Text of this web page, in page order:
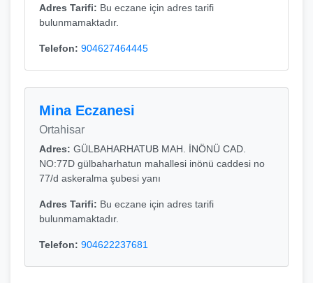
Adres Tarifi: Bu eczane için adres tarifi
bulunmamaktadır.
Telefon: 904627464445
Mina Eczanesi
Ortahisar
Adres: GÜLBAHARHATUB MAH. İNÖNÜ CAD.
NO:77D gülbaharhatun mahallesi inönü caddesi no
77/d askeralma şubesi yanı
Adres Tarifi: Bu eczane için adres tarifi
bulunmamaktadır.
Telefon: 904622237681